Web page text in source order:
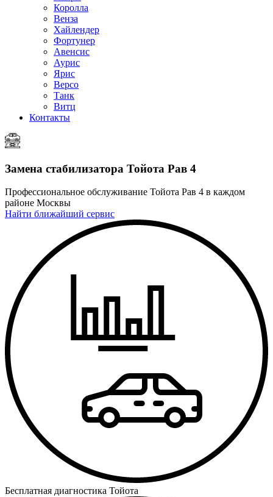
Королла
Венза
Хайлендер
Фортунер
Авенсис
Аурис
Ярис
Версо
Танк
Витц
Контакты
Замена стабилизатора Тойота Рав 4
Профессиональное обслуживание Тойота Рав 4 в каждом
районе Москвы
Найти ближайший сервис
Бесплатная диагностика Тойота